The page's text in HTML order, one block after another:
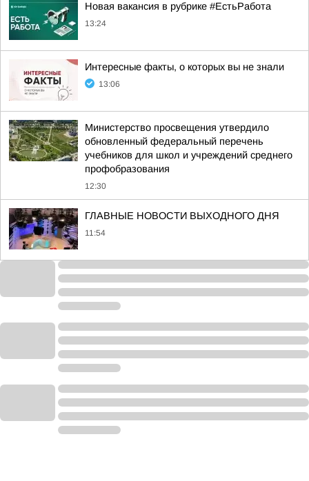
Новая вакансия в рубрике #ЕстьРабота
13:24
Интересные факты, о которых вы не знали
13:06
Министерство просвещения утвердило
обновленный федеральный перечень
учебников для школ и учреждений среднего
профобразования
12:30
ГЛАВНЫЕ НОВОСТИ ВЫХОДНОГО ДНЯ
11:54